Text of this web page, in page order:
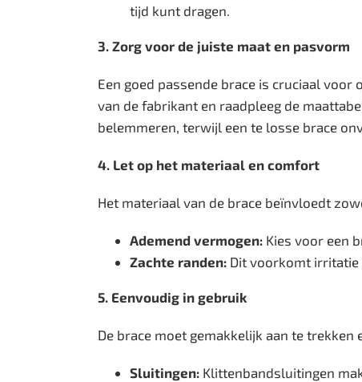
tijd kunt dragen.
3. Zorg voor de juiste maat en pasvorm
Een goed passende brace is cruciaal
van de fabrikant en raadpleeg de
belemmeren, terwijl een te losse brace
4. Let op het materiaal en comfort
Het materiaal van de brace beïnvloedt
Ademend vermogen:Kies voor een
Zachte randen:Dit voorkomt irritatie
5. Eenvoudig in gebruik
De brace moet gemakkelijk aan te trekken
Sluitingen:Klittenbandsluitingen